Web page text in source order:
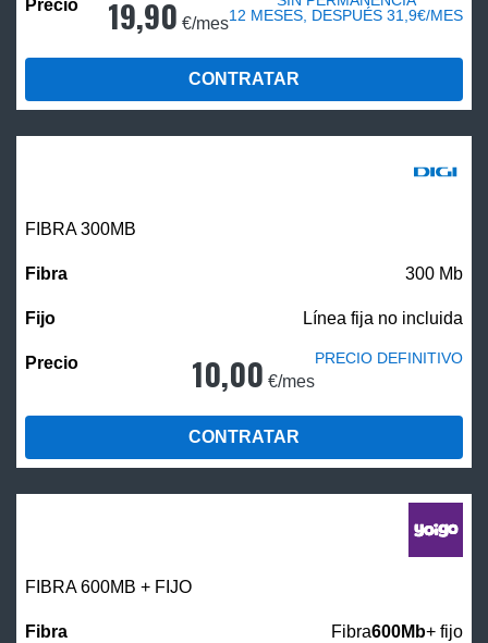
19,90 €/mes12 MESES, DESPUÉS 31,9€/MES
CONTRATAR
FIBRA 300MB
300 Mb
Línea fija no incluida
10,00 €/mes
PRECIO DEFINITIVO
CONTRATAR
FIBRA 600MB + FIJO
Fibra600Mb+ fijo